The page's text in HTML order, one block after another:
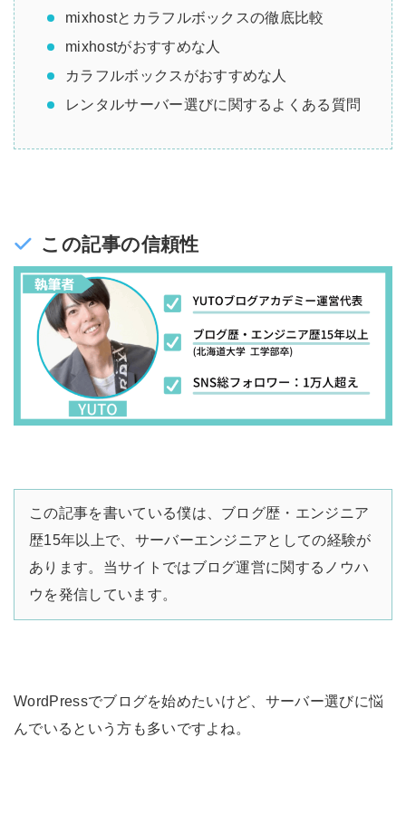
mixhostとカラフルボックスの徹底比較
mixhostがおすすめな人
カラフルボックスがおすすめな人
レンタルサーバー選びに関するよくある質問
この記事の信頼性
この記事を書いている僕は、ブログ歴・エンジニア
歴15年以上で、サーバーエンジニアとしての経験が
あります。当サイトではブログ運営に関するノウハ
ウを発信しています。
WordPressでブログを始めたいけど、サーバー選びに悩
んでいるという方も多いですよね。